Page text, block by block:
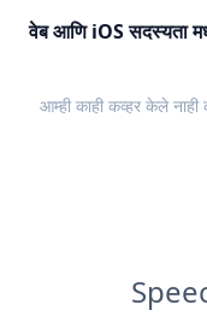
वेब आणि iOS सदस्यता
आम्ही काही कव्हर केले नाही